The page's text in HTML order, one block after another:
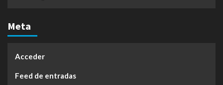
Meta
Acceder
Feed de entradas